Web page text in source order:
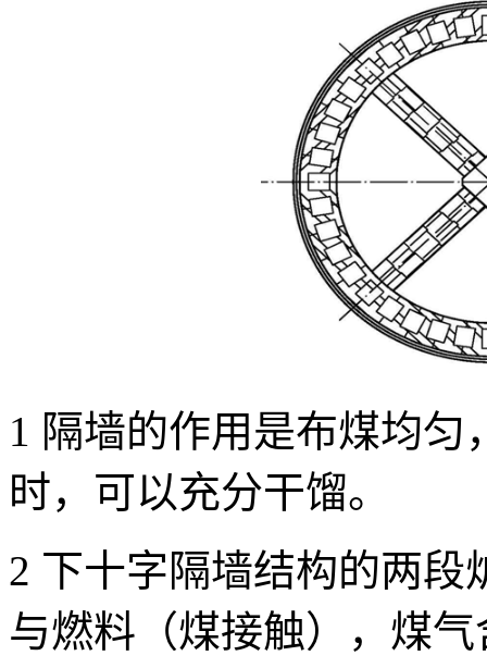
1 隔墙的作用是布煤均匀
时，可以充分干馏。
2 下十字隔墙结构的两段
与燃料（煤接触），煤